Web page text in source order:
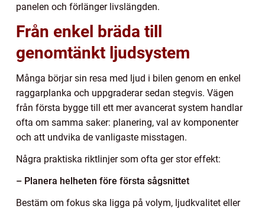
panelen och förlänger livslängden.
Från enkel bräda till
genomtänkt ljudsystem
Många börjar sin resa med ljud i bilen genom en enkel
raggarplanka och uppgraderar sedan stegvis. Vägen
från första bygge till ett mer avancerat system handlar
ofta om samma saker: planering, val av komponenter
och att undvika de vanligaste misstagen.
Några praktiska riktlinjer som ofta ger stor effekt:
– Planera helheten före första sågsnittet
Bestäm om fokus ska ligga på volym, ljudkvalitet eller